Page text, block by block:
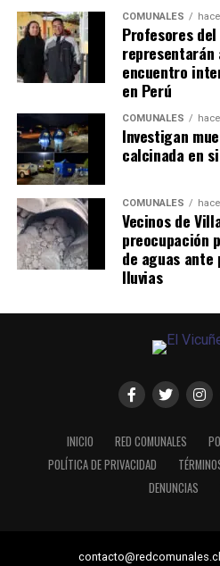
COMUNALES
Profesores
representarán
encuentro
en Perú
COMUNALES
Investigan
calcinada en
COMUNALES
Vecinos de
preocupación
de aguas
lluvias
INICIO RED COMUNALES
POLÍTICA DE PRIVACIDAD
DENUNCIAS